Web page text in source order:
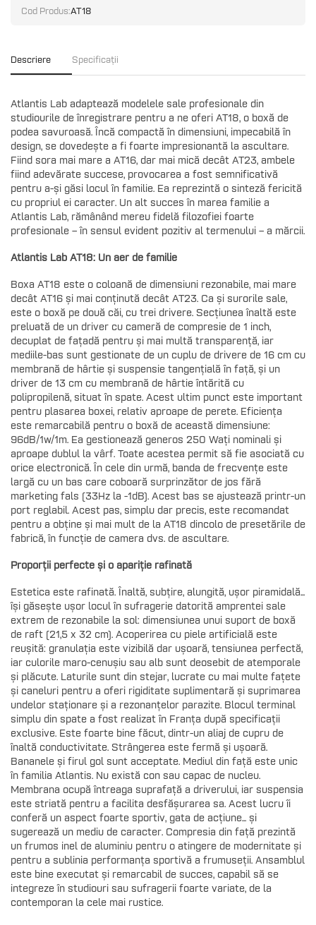
Cod Produs:AT18
Descriere Specificații
Atlantis Lab adaptează modelele sale profesionale din
studiourile de înregistrare pentru a ne oferi AT18, o boxă de
podea savuroasă. Încă compactă în dimensiuni, impecabilă în
design, se dovedește a fi foarte impresionantă la ascultare.
Fiind sora mai mare a AT16, dar mai mică decât AT23, ambele
fiind adevărate succese, provocarea a fost semnificativă
pentru a-și găsi locul în familie. Ea reprezintă o sinteză fericită
cu propriul ei caracter. Un alt succes în marea familie a
Atlantis Lab, rămânând mereu fidelă filozofiei foarte
profesionale – în sensul evident pozitiv al termenului – a mărcii.
Atlantis Lab AT18: Un aer de familie
Boxa AT18 este o coloană de dimensiuni rezonabile, mai mare
decât AT16 și mai conținută decât AT23. Ca și surorile sale,
este o boxă pe două căi, cu trei drivere. Secțiunea înaltă este
preluată de un driver cu cameră de compresie de 1 inch,
decuplat de fațadă pentru și mai multă transparență, iar
mediile-bas sunt gestionate de un cuplu de drivere de 16 cm cu
membrană de hârtie și suspensie tangențială în față, și un
driver de 13 cm cu membrană de hârtie întărită cu
polipropilenă, situat în spate. Acest ultim punct este important
pentru plasarea boxei, relativ aproape de perete. Eficiența
este remarcabilă pentru o boxă de această dimensiune:
96dB/1w/1m. Ea gestionează generos 250 Wați nominali și
aproape dublul la vârf. Toate acestea permit să fie asociată cu
orice electronică. În cele din urmă, banda de frecvențe este
largă cu un bas care coboară surprinzător de jos fără
marketing fals (33Hz la -1dB). Acest bas se ajustează printr-un
port reglabil. Acest pas, simplu dar precis, este recomandat
pentru a obține și mai mult de la AT18 dincolo de presetările de
fabrică, în funcție de camera dvs. de ascultare.
Proporții perfecte și o apariție rafinată
Estetica este rafinată. Înaltă, subțire, alungită, ușor piramidală...
își găsește ușor locul în sufragerie datorită amprentei sale
extrem de rezonabile la sol: dimensiunea unui suport de boxă
de raft (21,5 x 32 cm). Acoperirea cu piele artificială este
reușită: granulația este vizibilă dar ușoară, tensiunea perfectă,
iar culorile maro-cenușiu sau alb sunt deosebit de atemporale
și plăcute. Laturile sunt din stejar, lucrate cu mai multe fațete
și caneluri pentru a oferi rigiditate suplimentară și suprimarea
undelor staționare și a rezonanțelor parazite. Blocul terminal
simplu din spate a fost realizat în Franța după specificații
exclusive. Este foarte bine făcut, dintr-un aliaj de cupru de
înaltă conductivitate. Strângerea este fermă și ușoară.
Bananele și firul gol sunt acceptate. Mediul din față este unic
în familia Atlantis. Nu există con sau capac de nucleu.
Membrana ocupă întreaga suprafață a driverului, iar suspensia
este striată pentru a facilita desfășurarea sa. Acest lucru îi
conferă un aspect foarte sportiv, gata de acțiune... și
sugerează un mediu de caracter. Compresia din față prezintă
un frumos inel de aluminiu pentru o atingere de modernitate și
pentru a sublinia performanța sportivă a frumuseții. Ansamblul
este bine executat și remarcabil de succes, capabil să se
integreze în studiouri sau sufragerii foarte variate, de la
contemporan la cele mai rustice.